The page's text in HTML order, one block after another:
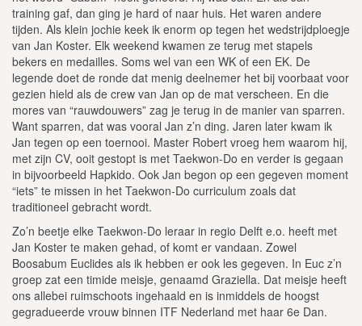
training gaf, dan ging je hard of naar huis. Het waren andere
tijden. Als klein jochie keek ik enorm op tegen het wedstrijdploegje
van Jan Koster. Elk weekend kwamen ze terug met stapels
bekers en medailles. Soms wel van een WK of een EK. De
legende doet de ronde dat menig deelnemer het bij voorbaat voor
gezien hield als de crew van Jan op de mat verscheen. En die
mores van “rauwdouwers” zag je terug in de manier van sparren.
Want sparren, dat was vooral Jan z’n ding. Jaren later kwam ik
Jan tegen op een toernooi. Master Robert vroeg hem waarom hij,
met zijn CV, ooit gestopt is met Taekwon-Do en verder is gegaan
in bijvoorbeeld Hapkido. Ook Jan begon op een gegeven moment
“iets” te missen in het Taekwon-Do curriculum zoals dat
traditioneel gebracht wordt.
Zo’n beetje elke Taekwon-Do leraar in regio Delft e.o. heeft met
Jan Koster te maken gehad, of komt er vandaan. Zowel
Boosabum Euclides als ik hebben er ook les gegeven. In Euc z’n
groep zat een timide meisje, genaamd Graziella. Dat meisje heeft
ons allebei ruimschoots ingehaald en is inmiddels de hoogst
gegradueerde vrouw binnen ITF Nederland met haar 6e Dan.